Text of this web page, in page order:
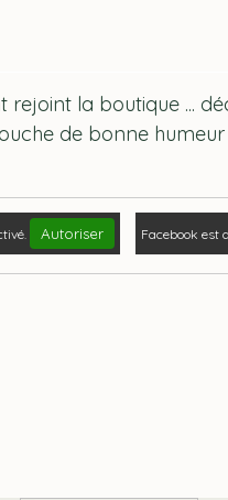
la boutique ...
de bonne
Autoriser Facebook est